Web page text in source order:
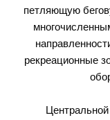
петляющую
рекреационные